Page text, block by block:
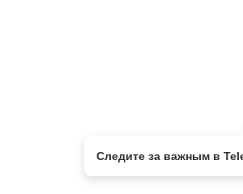
Следите за важным в